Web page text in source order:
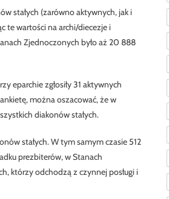
stałych (zarówno aktywnych, jak i
te wartości na archi/diecezje i
Zjednoczonych było aż 20 888
eparchie zgłosiły 31 aktywnych
można oszacować, że w
diakonów stałych.
stałych. W tym samym czasie 512
prezbiterów, w Stanach
którzy odchodzą z czynnej posługi i